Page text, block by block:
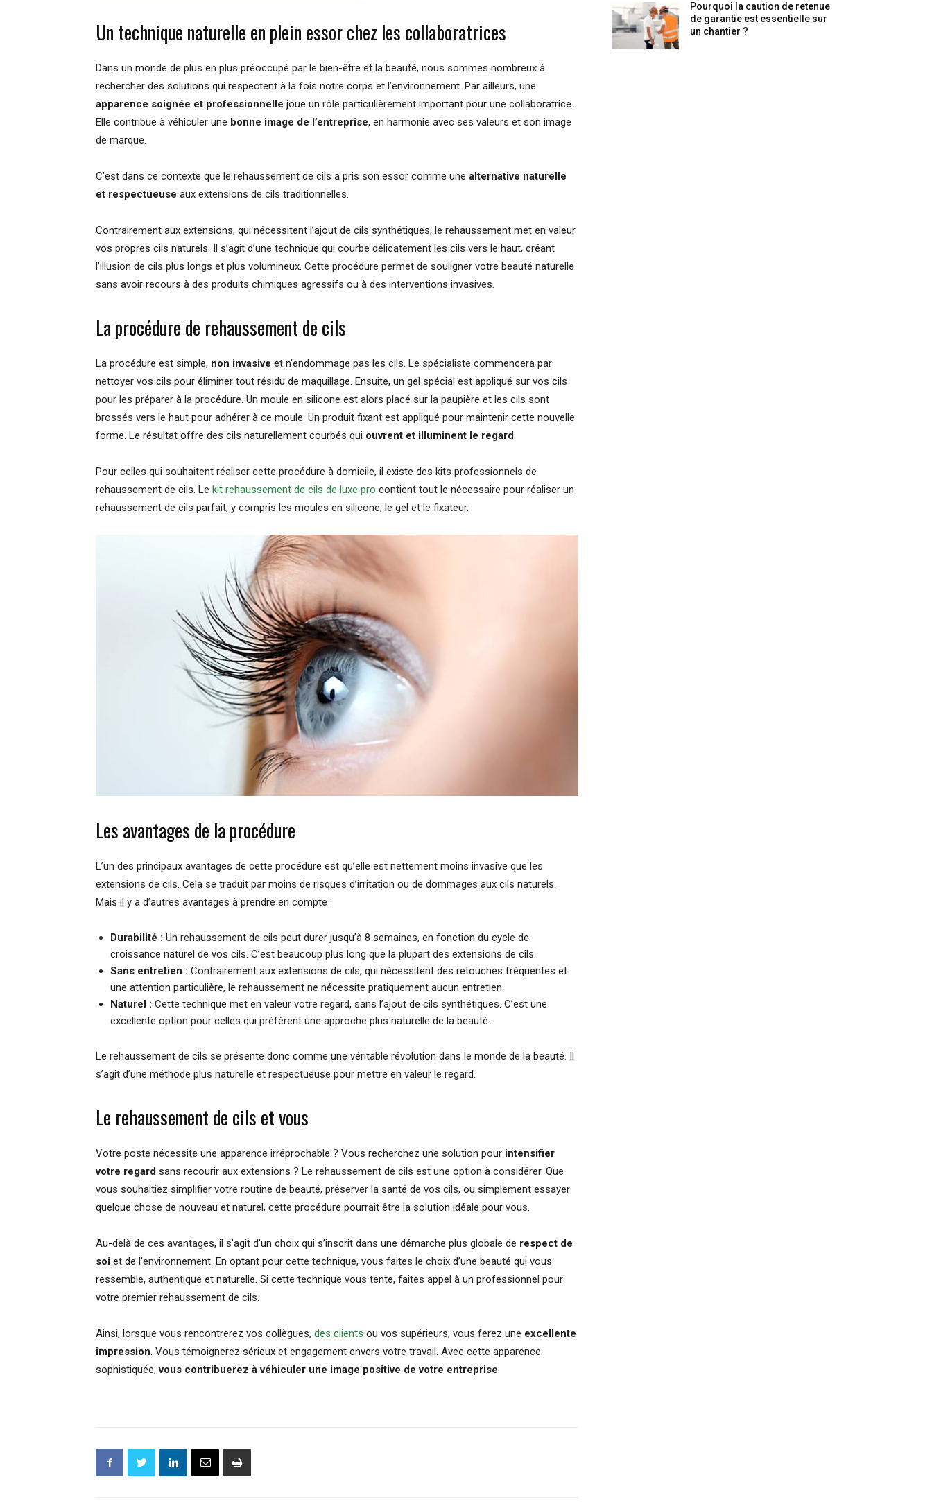
Un technique naturelle en plein essor chez les collaboratrices
Dans un monde de plus en plus préoccupé par le bien-être et la beauté, nous sommes nombreux à
rechercher des solutions qui respectent à la fois notre corps et l’environnement. Par ailleurs, une
apparence soignée et professionnelle joue un rôle particulièrement important pour une collaboratrice.
Elle contribue à véhiculer une bonne image de l’entreprise, en harmonie avec ses valeurs et son image
de marque.
C’est dans ce contexte que le rehaussement de cils a pris son essor comme une alternative naturelle
et respectueuse aux extensions de cils traditionnelles.
Contrairement aux extensions, qui nécessitent l’ajout de cils synthétiques, le rehaussement met en valeur
vos propres cils naturels. Il s’agit d’une technique qui courbe délicatement les cils vers le haut, créant
l’illusion de cils plus longs et plus volumineux. Cette procédure permet de souligner votre beauté naturelle
sans avoir recours à des produits chimiques agressifs ou à des interventions invasives.
La procédure de rehaussement de cils
La procédure est simple, non invasive et n’endommage pas les cils. Le spécialiste commencera par
nettoyer vos cils pour éliminer tout résidu de maquillage. Ensuite, un gel spécial est appliqué sur vos cils
pour les préparer à la procédure. Un moule en silicone est alors placé sur la paupière et les cils sont
brossés vers le haut pour adhérer à ce moule. Un produit fixant est appliqué pour maintenir cette nouvelle
forme. Le résultat offre des cils naturellement courbés qui ouvrent et illuminent le regard.
Pour celles qui souhaitent réaliser cette procédure à domicile, il existe des kits professionnels de
rehaussement de cils. Le kit rehaussement de cils de luxe pro contient tout le nécessaire pour réaliser un
rehaussement de cils parfait, y compris les moules en silicone, le gel et le fixateur.
Les avantages de la procédure
L’un des principaux avantages de cette procédure est qu’elle est nettement moins invasive que les
extensions de cils. Cela se traduit par moins de risques d’irritation ou de dommages aux cils naturels.
Mais il y a d’autres avantages à prendre en compte :
Durabilité : Un rehaussement de cils peut durer jusqu’à 8 semaines, en fonction du cycle de
croissance naturel de vos cils. C’est beaucoup plus long que la plupart des extensions de cils.
Sans entretien : Contrairement aux extensions de cils, qui nécessitent des retouches fréquentes et
une attention particulière, le rehaussement ne nécessite pratiquement aucun entretien.
Naturel : Cette technique met en valeur votre regard, sans l’ajout de cils synthétiques. C’est une
excellente option pour celles qui préfèrent une approche plus naturelle de la beauté.
Le rehaussement de cils se présente donc comme une véritable révolution dans le monde de la beauté. Il
s’agit d’une méthode plus naturelle et respectueuse pour mettre en valeur le regard.
Le rehaussement de cils et vous
Votre poste nécessite une apparence irréprochable ? Vous recherchez une solution pour intensifier
votre regard sans recourir aux extensions ? Le rehaussement de cils est une option à considérer. Que
vous souhaitiez simplifier votre routine de beauté, préserver la santé de vos cils, ou simplement essayer
quelque chose de nouveau et naturel, cette procédure pourrait être la solution idéale pour vous.
Au-delà de ces avantages, il s’agit d’un choix qui s’inscrit dans une démarche plus globale de respect de
soi et de l’environnement. En optant pour cette technique, vous faites le choix d’une beauté qui vous
ressemble, authentique et naturelle. Si cette technique vous tente, faites appel à un professionnel pour
votre premier rehaussement de cils.
Ainsi, lorsque vous rencontrerez vos collègues, des clients ou vos supérieurs, vous ferez une excellente
impression. Vous témoignerez sérieux et engagement envers votre travail. Avec cette apparence
sophistiquée,vous contribuerez à véhiculer une image positive de votre entreprise.
Pourquoi la caution de retenue
de garantie est essentielle sur
un chantier ?